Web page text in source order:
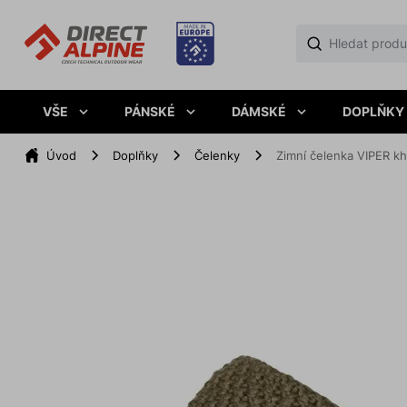
VŠE PÁNSKÉ DÁMSKÉ DOPLŇKY
Úvod Doplňky Čelenky Zimní čelenka VIPER